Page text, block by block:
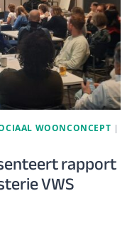
WOONCONCEPT |
rapport
VWS